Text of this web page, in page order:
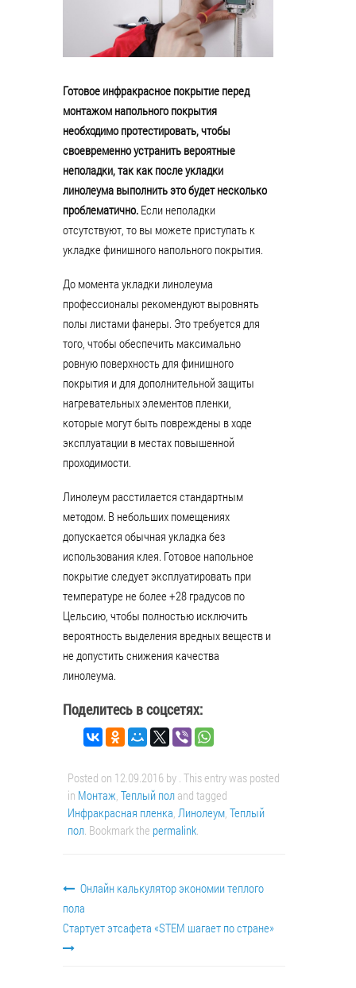
Готовое инфракрасное покрытие перед
монтажом напольного покрытия
необходимо протестировать, чтобы
своевременно устранить вероятные
неполадки, так как после укладки
линолеума выполнить это будет несколько
проблематично. Если неполадки
отсутствуют, то вы можете приступать к
укладке финишного напольного покрытия.
До момента укладки линолеума
профессионалы рекомендуют выровнять
полы листами фанеры. Это требуется для
того, чтобы обеспечить максимально
ровную поверхность для финишного
покрытия и для дополнительной защиты
нагревательных элементов пленки,
которые могут быть повреждены в ходе
эксплуатации в местах повышенной
проходимости.
Линолеум расстилается стандартным
методом. В небольших помещениях
допускается обычная укладка без
использования клея. Готовое напольное
покрытие следует эксплуатировать при
температуре не более +28 градусов по
Цельсию, чтобы полностью исключить
вероятность выделения вредных веществ и
не допустить снижения качества
линолеума.
Поделитесь в соцсетях:
Posted on 12.09.2016 by . This entry was posted
in Монтаж, Теплый пол and tagged
Инфракрасная пленка, Линолеум, Теплый
пол. Bookmark the permalink.
Онлайн калькулятор экономии теплого
пола
Стартует этсафета «STEM шагает по стране»